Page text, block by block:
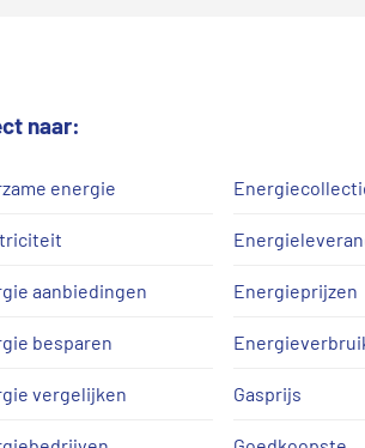
naar:
energie
aanbiedingen
besparen
vergelijken
Energieprijzen
Gasprijs